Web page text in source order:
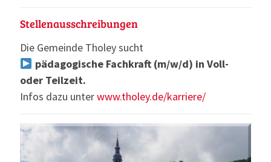
Stellenausschreibungen
Die Gemeinde Tholey sucht
pädagogische Fachkraft (m/w/d) in Voll-
oder Teilzeit.
Infos dazu unterwww.tholey.de/karriere/